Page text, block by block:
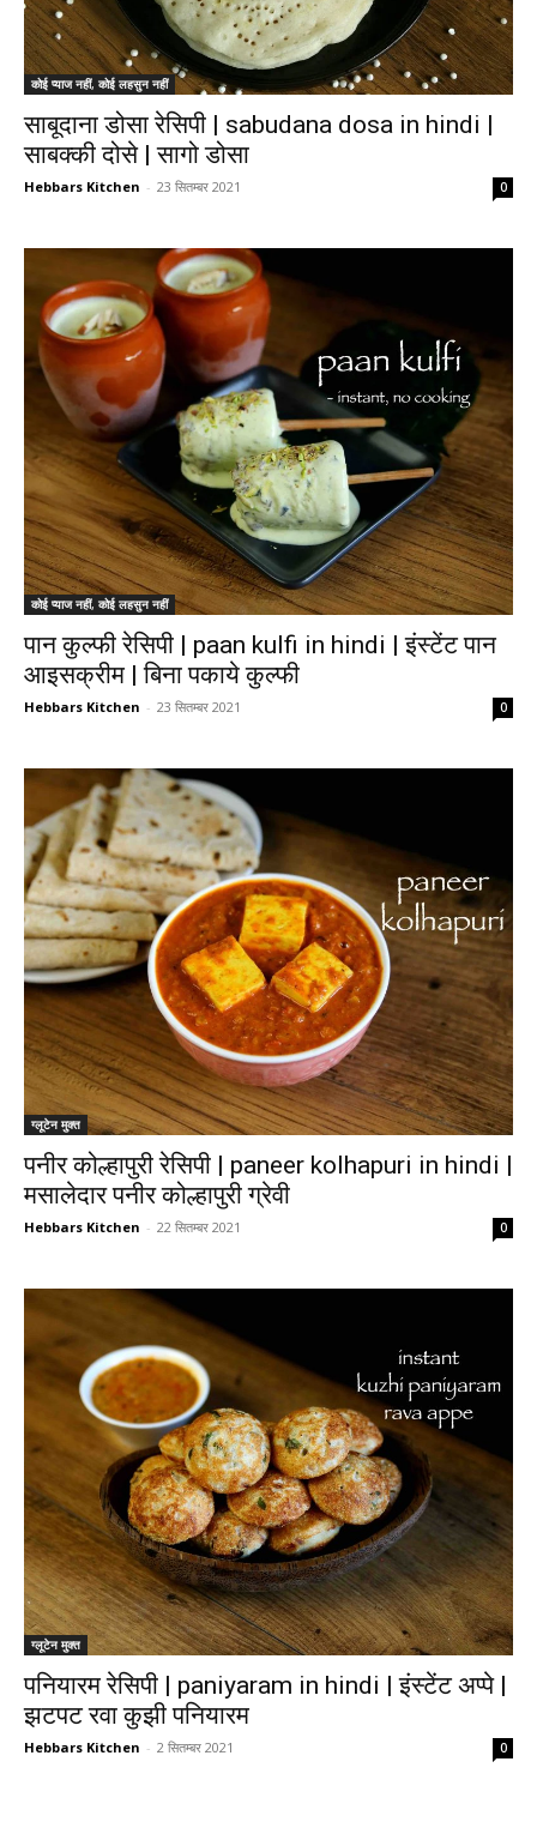
कोई प्याज नहीं, कोई लहसुन नहीं
साबूदाना डोसा रेसिपी | sabudana dosa in hindi |
साबक्की दोसे | सागो डोसा
Hebbars Kitchen - 23 सितम्बर 2021 0
कोई प्याज नहीं, कोई लहसुन नहीं
पान कुल्फी रेसिपी | paan kulfi in hindi | इंस्टेंट पान
आइसक्रीम | बिना पकाये कुल्फी
Hebbars Kitchen - 23 सितम्बर 2021 0
ग्लूटेन मुक्त
पनीर कोल्हापुरी रेसिपी | paneer kolhapuri in hindi |
मसालेदार पनीर कोल्हापुरी ग्रेवी
Hebbars Kitchen - 22 सितम्बर 2021 0
ग्लूटेन मुक्त
पनियारम रेसिपी | paniyaram in hindi | इंस्टेंट अप्पे |
झटपट रवा कुझी पनियारम
Hebbars Kitchen - 2 सितम्बर 2021 0